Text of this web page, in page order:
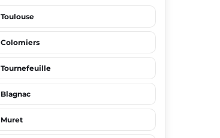
Toulouse
Colomiers
Tournefeuille
Blagnac
Muret